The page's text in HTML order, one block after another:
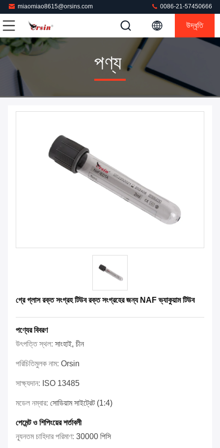
miaomiao8615@orsins.com 0086-21-57450666
উদ্ধৃতি
পণ্য
গ্রে গ্লাস রক্ত সংগ্রহ টিউব রক্ত সংগ্রহের জন্য NAF ভ্যাকুয়াম টিউব
পণ্যের বিবরণ
উৎপত্তি স্থল: সাংহাই, চীন
পরিচিতিমুলক নাম: Orsin
সাক্ষ্যদান: ISO 13485
মডেল নম্বার: সোডিয়াম সাইট্রেট (1:4)
পেমেন্ট ও শিপিংয়ের শর্তাবলী
ন্যূনতম চাহিদার পরিমাণ: 30000 পিসি